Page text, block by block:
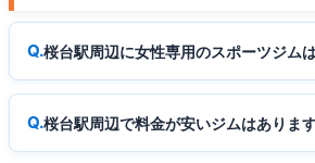
桜台駅周辺に女性専用のスポーツジム
桜台駅周辺で料金が安いジムはありま